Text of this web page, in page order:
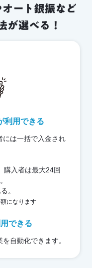
利用できる
には一括で入金され
購入者は最大24回
。
になります
できる
自動化できます。